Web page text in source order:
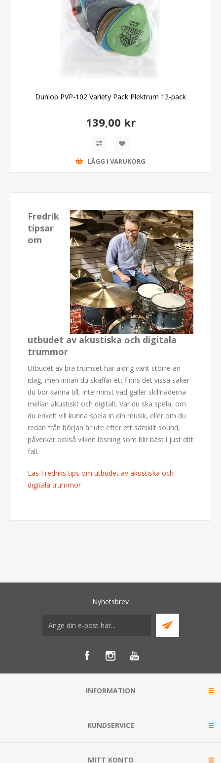
Dunlop PVP-102 Variety Pack Plektrum 12-pack
139,00 kr
LÄGG I VARUKORG
Fredrik
tipsar
om
utbudet av akustiska och digitala
trummor
Utbudet av bra trumset har aldrig varit större än
idag, men innan du skaffar ett finns det vissa saker
du bör känna till, inte minst vad gäller skillnaderna
mellan akustiskt och digitalt. Var du ska spela, om
du enkelt vill kunna spela in din musik, eller om du
redan från början är ute efter ett särskilt sound,
påverkar också vilken lösning som blir bäst i just ditt
fall.
Läs Fredriks tips om utbudet av akustiska och
digitala trummor
Nyhetsbrev
INFORMATION
KUNDSERVICE
MITT KONTO